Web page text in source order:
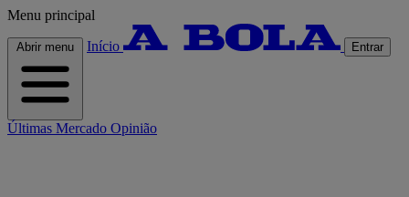
Menu principal
Abrir menu Início Entrar
Últimas Mercado Opinião